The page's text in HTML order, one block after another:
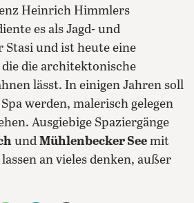
Heinrich Himmlers
es als Jagd- und
Stasi und ist heute eine
die architektonische
lässt. In einigen Jahren soll
werden, malerisch gelegen
Ausgiebige Spaziergänge
und Mühlenbecker See mit
an vieles denken, außer